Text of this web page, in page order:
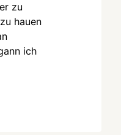
zu
hauen
ich